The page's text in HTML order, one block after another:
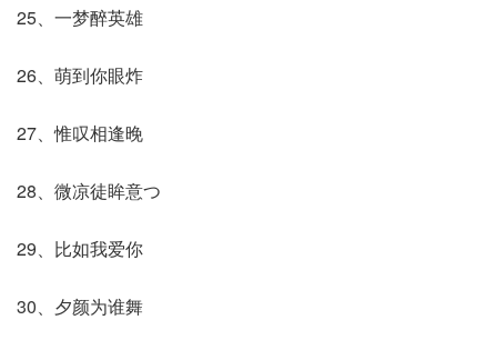
25、一梦醉英雄
26、萌到你眼炸
27、惟叹相逢晚
28、微凉徒眸意つ
29、比如我爱你
30、夕颜为谁舞